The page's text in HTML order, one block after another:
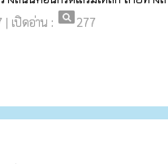
เปิดอ่าน : pageview277